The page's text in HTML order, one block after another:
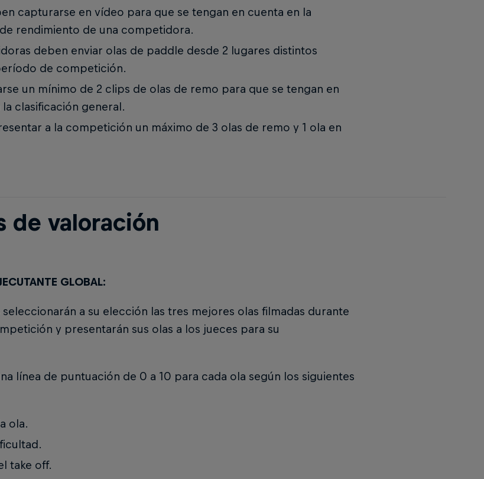
capturarse en vídeo para que se tengan en cuenta en la
rendimiento de una competidora.
deben enviar olas de paddle desde 2 lugares distintos
de competición.
un mínimo de 2 clips de olas de remo para que se tengan en
clasificación general.
a la competición un máximo de 3 olas de remo y 1 ola en
de valoración
GLOBAL:
seleccionarán a su elección las tres mejores olas filmadas durante
y presentarán sus olas a los jueces para su
línea de puntuación de 0 a 10 para cada ola según los siguientes
ola.
take off.